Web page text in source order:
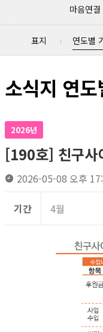
마음연결
표지 연도별
소식지 연
2026년
[190호] 친구사
2026-05-08 오후
기간 4월